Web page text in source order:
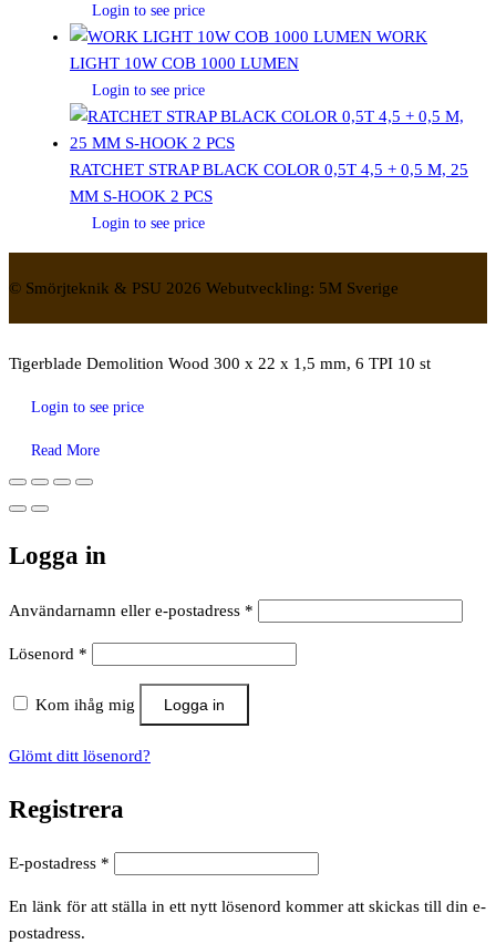
Login to see price
WORK
LIGHT 10W COB 1000 LUMEN
Login to see price
RATCHET STRAP BLACK COLOR 0,5T 4,5 + 0,5 M, 25
MM S-HOOK 2 PCS
Login to see price
© Smörjteknik & PSU 2026 Webutveckling: 5M Sverige
Tigerblade Demolition Wood 300 x 22 x 1,5 mm, 6 TPI 10 st
Login to see price
Read More
Logga in
Användarnamn eller e-postadress *
Lösenord *
Kom ihåg mig Logga in
Glömt ditt lösenord?
Registrera
E-postadress *
En länk för att ställa in ett nytt lösenord kommer att skickas till din e-
postadress.